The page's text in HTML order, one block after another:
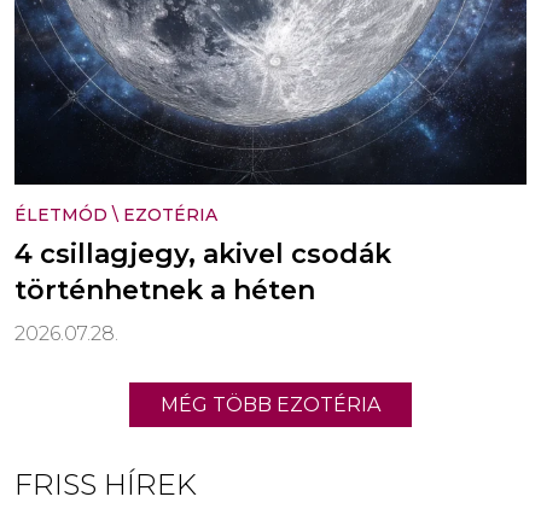
ÉLETMÓD \ EZOTÉRIA
4 csillagjegy, akivel csodák
történhetnek a héten
2026.07.28.
MÉG TÖBB EZOTÉRIA
FRISS HÍREK